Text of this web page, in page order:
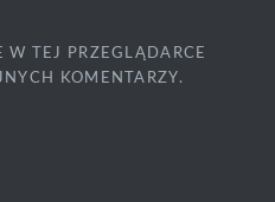
TEJ PRZEGLĄDARCE
KOMENTARZY.